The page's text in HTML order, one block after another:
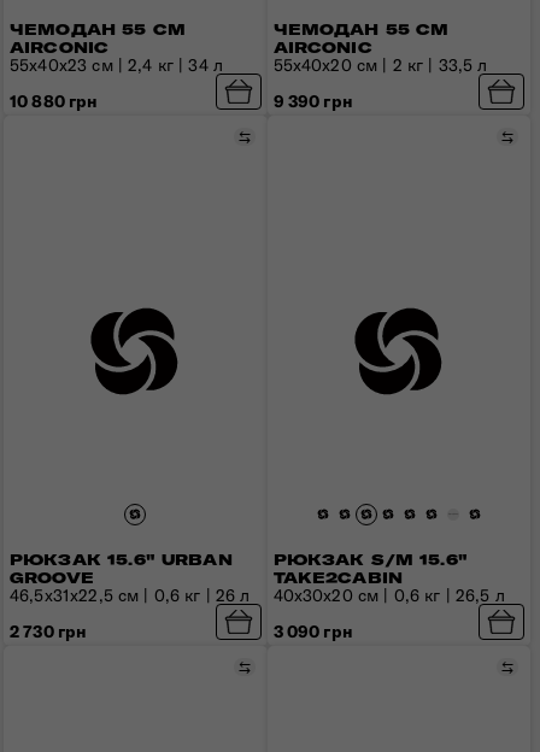
ЧЕМОДАН 55 СМ
AIRCONIC
55x40x23 см | 2,4 кг | 34 л
10 880 грн
ЧЕМОДАН 55 СМ
AIRCONIC
55x40x20 см | 2 кг | 33,5 л
9 390 грн
РЮКЗАК 15.6" URBAN
GROOVE
Сравнить
46,5x31x22,5 см | 0,6 кг | 26 л
2 730 грн
РЮКЗАК S/M 15.6"
TAKE2CABIN
40x30x20 см | 0,6 кг | 26,5 л
3 090 грн
Сравнить